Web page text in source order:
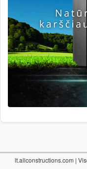
lt.allconstructions.com |